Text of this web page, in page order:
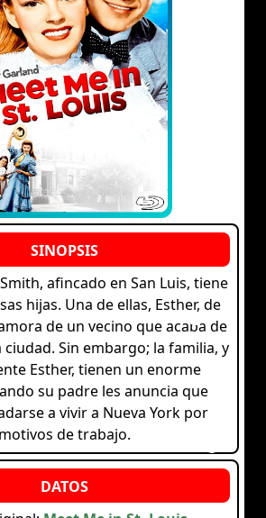
afincado en San Luis, tiene
hijas. Una de ellas, Esther, de
de un vecino que acaba de
ciudad. Sin embargo; la familia, y
Esther, tienen un enorme
su padre les anuncia que
a vivir a Nueva York por
motivos de trabajo.